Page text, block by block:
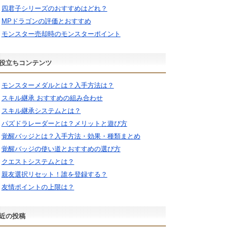
四君子シリーズのおすすめはどれ？
MPドラゴンの評価とおすすめ
モンスター売却時のモンスターポイント
立ちコンテンツ
モンスターメダルとは？入手方法は？
スキル継承 おすすめの組み合わせ
スキル継承システムとは？
パズドラレーダーとは？メリットと遊び方
覚醒バッジとは？入手方法・効果・種類まとめ
覚醒バッジの使い道とおすすめの選び方
クエストシステムとは？
親友選択リセット！誰を登録する？
友情ポイントの上限は？
の投稿